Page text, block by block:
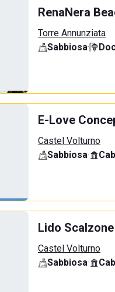
RenaNera
Torre Annunziata
Sabbiosa·
E-Love
Castel Volturno
Sabbiosa·
Lido Scalzone
Castel Volturno
Sabbiosa·